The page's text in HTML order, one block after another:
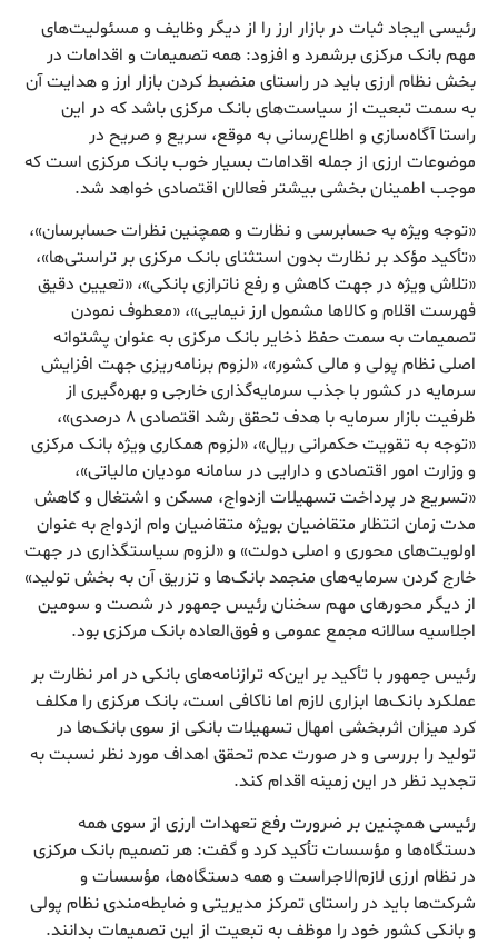
رئیسی ایجاد ثبات در بازار ارز را از دیگر وظایف و مسئولیت‌های
مهم بانک مرکزی برشمرد و افزود: همه تصمیمات و اقدامات در
بخش نظام ارزی باید در راستای منضبط کردن بازار ارز و هدایت آن
به سمت تبعیت از سیاست‌های بانک مرکزی باشد که در این
راستا آگاه‌سازی و اطلاع‌رسانی به موقع، سریع و صریح در
موضوعات ارزی از جمله اقدامات بسیار خوب بانک مرکزی است که
موجب اطمینان بخشی بیشتر فعالان اقتصادی خواهد شد.
«توجه ویژه به حسابرسی و نظارت و همچنین نظرات حسابرسان»،
«تأکید مؤکد بر نظارت بدون استثنای بانک مرکزی بر تراستی‌ها»،
«تلاش ویژه در جهت کاهش و رفع ناترازی بانکی»، «تعیین دقیق
فهرست اقلام و کالاها مشمول ارز نیمایی»، «معطوف نمودن
تصمیمات به سمت حفظ ذخایر بانک مرکزی به عنوان پشتوانه
اصلی نظام پولی و مالی کشور»، «لزوم برنامه‌ریزی جهت افزایش
سرمایه در کشور با جذب سرمایه‌گذاری خارجی و بهره‌گیری از
ظرفیت بازار سرمایه با هدف تحقق رشد اقتصادی ۸ درصدی»،
«توجه به تقویت حکمرانی ریال»، «لزوم همکاری ویژه بانک مرکزی
و وزارت امور اقتصادی و دارایی در سامانه مودیان مالیاتی»،
«تسریع در پرداخت تسهیلات ازدواج، مسکن و اشتغال و کاهش
مدت زمان انتظار متقاضیان بویژه متقاضیان وام ازدواج به عنوان
اولویت‌های محوری و اصلی دولت» و «لزوم سیاستگذاری در جهت
خارج کردن سرمایه‌های منجمد بانک‌ها و تزریق آن به بخش تولید»
از دیگر محورهای مهم سخنان رئیس جمهور در شصت و سومین
اجلاسیه سالانه مجمع عمومی و فوق‌العاده بانک مرکزی بود.
رئیس جمهور با تأکید بر این‌که ترازنامه‌های بانکی در امر نظارت بر
عملکرد بانک‌ها ابزاری لازم اما ناکافی است، بانک مرکزی را مکلف
کرد میزان اثربخشی امهال تسهیلات بانکی از سوی بانک‌ها در
تولید را بررسی و در صورت عدم تحقق اهداف مورد نظر نسبت به
تجدید نظر در این زمینه اقدام کند.
رئیسی همچنین بر ضرورت رفع تعهدات ارزی از سوی همه
دستگاه‌ها و مؤسسات تأکید کرد و گفت: هر تصمیم بانک مرکزی
در نظام ارزی لازم‌الاجراست و همه دستگاه‌ها، مؤسسات و
شرکت‌ها باید در راستای تمرکز مدیریتی و ضابطه‌مندی نظام پولی
و بانکی کشور خود را موظف به تبعیت از این تصمیمات بدانند.